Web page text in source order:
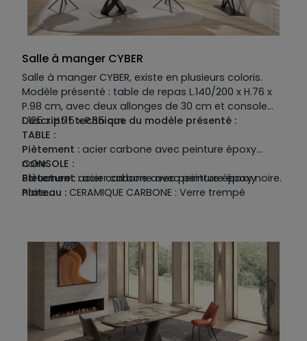
Piétement :
MDF laqué mat
Plateau :MDF laqué mat et option céramique
catégorie 2.
Salle à manger CYBER
Salle à manger CYBER, existe en plusieurs coloris.
Modèle présenté : table de repas L.140/200 x H.76 x
P.98 cm, avec deux allonges de 30 cm et console
L.125 x H.75 x P.35 cm.
Descriptif technique du modèle présenté :
TABLE :
Piètement : acier carbone avec peinture époxy
noire.
Structure : acier carbone avec peinture époxy noire.
Plateau : CERAMIQUE CARBONE : Verre trempé
effet marbre mat et céramique coloris noir désir.
CONSOLE :
Piètement :acier carbone avec peinture époxy
noire.
Existe uniquement en céramique coloris carbone.